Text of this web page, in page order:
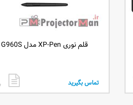
قلم نوری XP-Pen مدل G960S
تماس بگیرید